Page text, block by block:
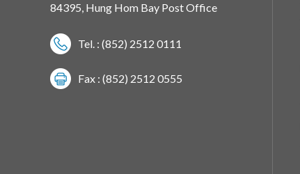
84395, Hung Hom Bay Post Office
Tel. : (852) 2512 0111
Fax : (852) 2512 0555